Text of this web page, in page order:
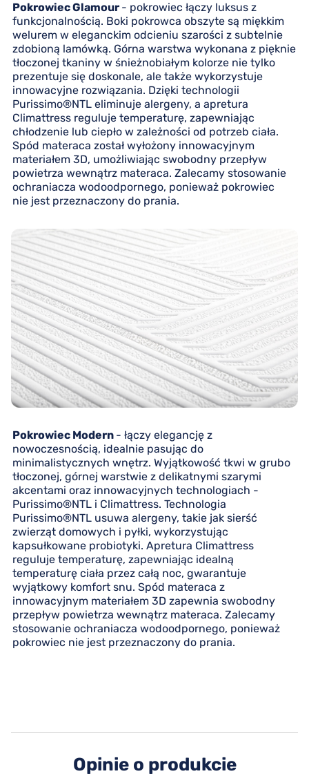
Pokrowiec Glamour - pokrowiec łączy luksus z
funkcjonalnością. Boki pokrowca obszyte są miękkim
welurem w eleganckim odcieniu szarości z subtelnie
zdobioną lamówką. Górna warstwa wykonana z pięknie
tłoczonej tkaniny w śnieżnobiałym kolorze nie tylko
prezentuje się doskonale, ale także wykorzystuje
innowacyjne rozwiązania. Dzięki technologii
Purissimo®NTL eliminuje alergeny, a apretura
Climattress reguluje temperaturę, zapewniając
chłodzenie lub ciepło w zależności od potrzeb ciała.
Spód materaca został wyłożony innowacyjnym
materiałem 3D, umożliwiając swobodny przepływ
powietrza wewnątrz materaca. Zalecamy stosowanie
ochraniacza wodoodpornego, ponieważ pokrowiec
nie jest przeznaczony do prania.
Pokrowiec Modern - łączy elegancję z
nowoczesnością, idealnie pasując do
minimalistycznych wnętrz. Wyjątkowość tkwi w grubo
tłoczonej, górnej warstwie z delikatnymi szarymi
akcentami oraz innowacyjnych technologiach -
Purissimo®NTL i Climattress. Technologia
Purissimo®NTL usuwa alergeny, takie jak sierść
zwierząt domowych i pyłki, wykorzystując
kapsułkowane probiotyki. Apretura Climattress
reguluje temperaturę, zapewniając idealną
temperaturę ciała przez całą noc, gwarantuje
wyjątkowy komfort snu. Spód materaca z
innowacyjnym materiałem 3D zapewnia swobodny
przepływ powietrza wewnątrz materaca. Zalecamy
stosowanie ochraniacza wodoodpornego, ponieważ
pokrowiec nie jest przeznaczony do prania.
Opinie o produkcie